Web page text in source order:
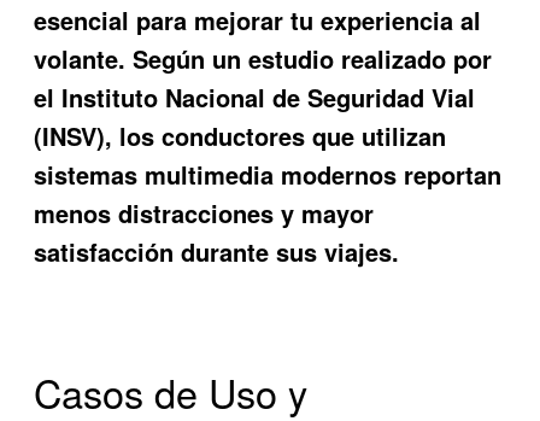
esencial para mejorar tu experiencia al
volante. Según un estudio realizado por
el Instituto Nacional de Seguridad Vial
(INSV), los conductores que utilizan
sistemas multimedia modernos reportan
menos distracciones y mayor
satisfacción durante sus viajes.
Casos de Uso y